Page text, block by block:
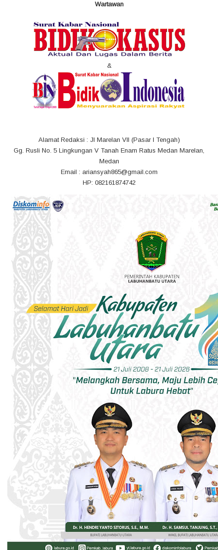
Wartawan
&
Alamat Redaksi : Jl Marelan VII (Pasar I Tengah)
Gg. Rusli No. 5 Lingkungan V Tanah Enam Ratus Medan Marelan,
Medan
Email : ariansyah865@gmail.com
HP: 082161874742